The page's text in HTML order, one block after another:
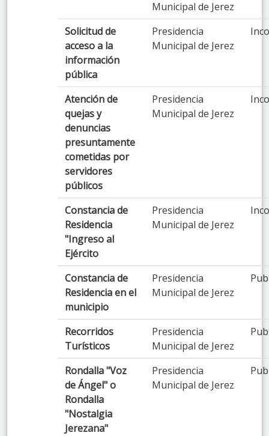
Municipal de Jerez
Solicitud de
acceso a la
información
pública
Presidencia
Municipal de Jerez
Atención de
quejas y
denuncias
presuntamente
cometidas por
servidores
públicos
Presidencia
Municipal de Jerez
Constancia de
Residencia
"Ingreso al
Ejército
Presidencia
Municipal de Jerez
Constancia de
Residencia en el
municipio
Presidencia
Municipal de Jerez
Recorridos
Turísticos
Presidencia
Municipal de Jerez
Rondalla "Voz
de Ángel" o
Rondalla
"Nostalgia
Jerezana"
Presidencia
Municipal de Jerez